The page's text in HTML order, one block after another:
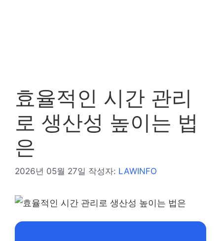
효율적인 시간 관리
로 생산성 높이는 법
은
2026년 05월 27일 작성자: LAWINFO